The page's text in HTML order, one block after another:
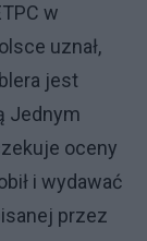
w
uznał,
jest
Jednym
oceny
i wydawać
przez